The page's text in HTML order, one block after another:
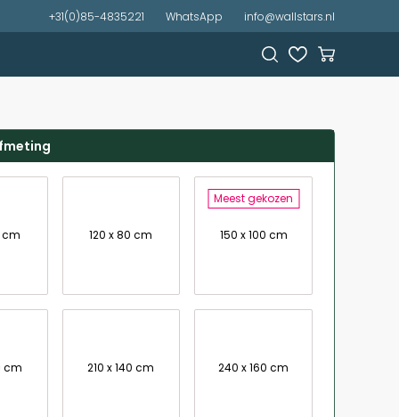
+31(0)85-4835221 WhatsApp info@wallstars.nl
cm 120 x 80 cm
Meest gekozen
150 x 100 cm
cm 210 x 140 cm 240 x 160 cm